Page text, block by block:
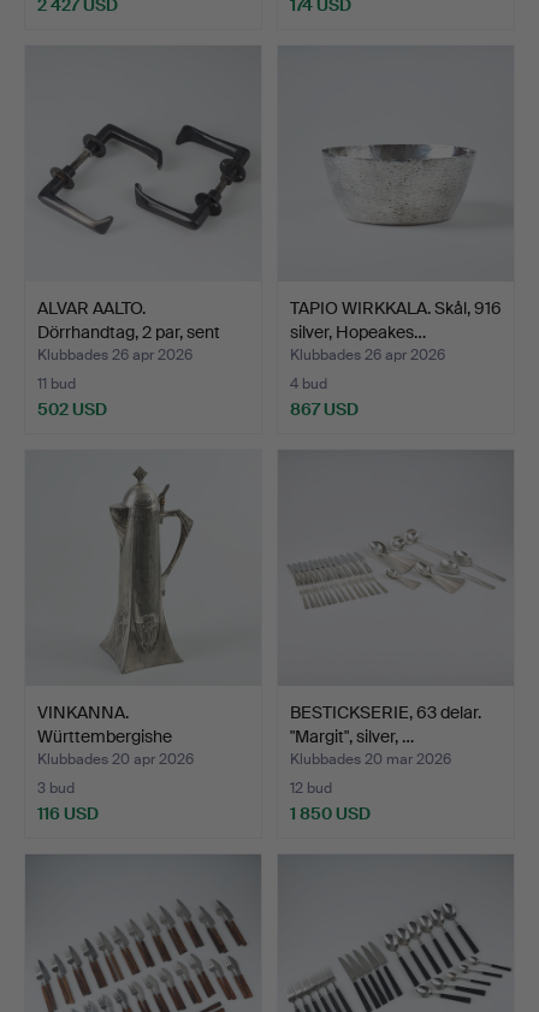
2 427 USD 174 USD
ALVAR AALTO.
Dörrhandtag, 2 par, sent
1950…
Klubbades 26 apr 2026
11 bud
502 USD
TAPIO WIRKKALA. Skål, 916
silver, Hopeakes…
Klubbades 26 apr 2026
4 bud
867 USD
VINKANNA.
Württembergishe
Metallwerkenfabr…
Klubbades 20 apr 2026
3 bud
116 USD
BESTICKSERIE, 63 delar.
"Margit", silver, …
Klubbades 20 mar 2026
12 bud
1 850 USD